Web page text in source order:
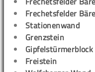
Frechetsfelder
Stationenwand
Grenzstein
Gipfelstürmerblock
Freistein